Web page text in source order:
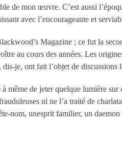
de mon œuvre. C’est aussi
avec l’encourageante et
Magazine ; ce fut la
au cours des années. Les
je, ont fait l’objet de
même de jeter quelque lumière
ni ne l’a traité de
nom, unesprit familier, un